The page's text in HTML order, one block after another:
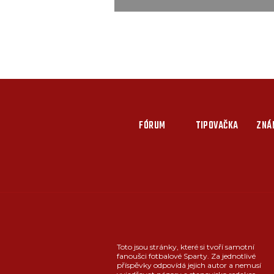
FÓRUM TIPOVAČKA
Toto jsou stránky, které si tvoří samotní
fanoušci fotbalové Sparty. Za jednotlivé
příspěvky odpovídá jejich autor a nemusí